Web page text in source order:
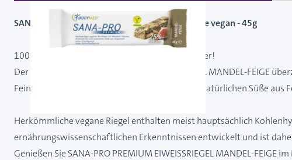
SANA-PRO Premium Eiweißriegel - Mandel-Feige vegan - 45g
100 % veganer Bio-Genuss – zum Anbeißen lecker!
Der vegane SANA-PRO PREMIUM EIWEISSRIEGEL MANDEL-FEIGE
Feine Mandeln, Nüsse und Kürbiskerne mit der natürlichen Süße aus
Herkömmliche vegane Riegel enthalten meist hauptsächlich
ernährungswissenschaftlichen Erkenntnissen entwickelt und ist
Genießen Sie SANA-PRO PREMIUM EIWEISSRIEGEL MANDEL-